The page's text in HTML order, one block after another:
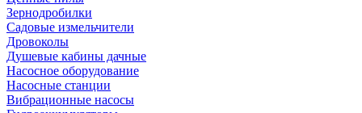
Зернодробилки
Садовые измельчители
Дровоколы
Душевые кабины дачные
Насосное оборудование
Насосные станции
Вибрационные насосы